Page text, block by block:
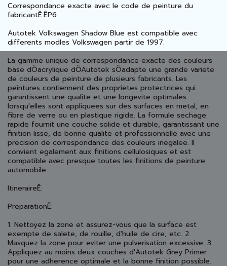
Correspondance exacte avec le code de peinture du
fabricantÊ:ÊP6
Autotek Volkswagen Shadow Blue est compatible avec
differents modles Volkswagen partir de 1997.
La gamme unique de correspondance exacte des couleurs
base dÕacrylique dÕAutotek sÕadapte une grande variete
de couleurs de peinture de plusieurs fabricants. Les
peintures contiennent des proprietes protectrices qui
garantissent une qualite et une longevite optimales
lorsqu'elles sont appliquees sur des surfaces en metal, en
fibre de verre ou en plastique rigide. La formule sechage
rapide fournit une couche solide et durable, garantissant une
finition lisse, de bonne qualite et professionnelle avec une
precision de correspondance des couleurs inegalee. Il
convient egalement aux finitions cellulosiques et est
compatible avec presque toutes les finitions de peinture
automobile.
ItineraireÊ:
PreparationÊ:
1. Nettoyez la zone et assurez-vous que la surface est
exempte de salete, de rouille, d'huile de cire, etc. 2.
Masquez la zone pour eviter une pulverisation excessive. 3.
Appliquez au moins deux couches d'Autotek Grey Primer
pour une adherence optimale et la bonne finition possible.